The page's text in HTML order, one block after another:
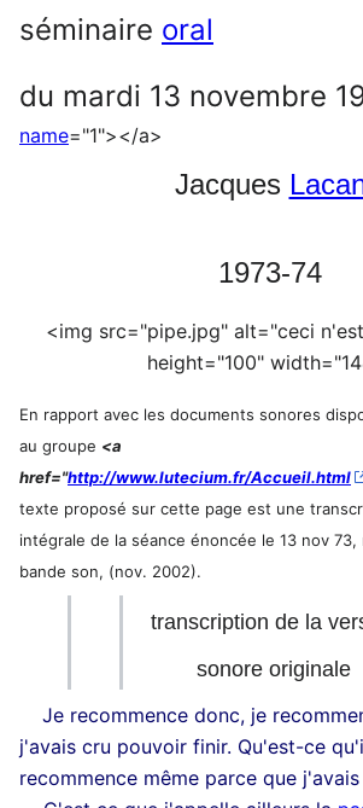
séminaire oral
du mardi 13 novembre
name="1"></a>
Jacques
1973-74
<img src="pipe.jpg" alt="ceci
height="100"
En rapport avec les documents sonores
au groupe <a
href="http://www.lutecium.fr/Accueil.html
texte proposé sur cette page est une
intégrale de la séance énoncée le 13 nov 73,
bande son, (nov. 2002).
transcription de la
sonore originale
Je recommence donc, je
j'avais cru pouvoir finir. Qu'est-ce
recommence même parce que